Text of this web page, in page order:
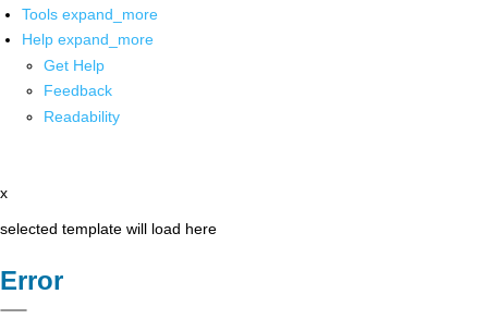
Tools expand_more
Help expand_more
Get Help
Feedback
Readability
x
selected template will load here
Error